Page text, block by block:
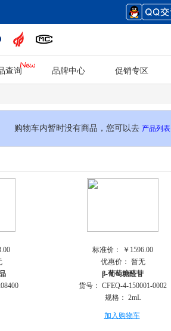
查询 品牌中心 促销专区
购物车内暂时没有商品，您可以去 产品列表
标准价：
￥1596.00
优惠价： 暂无
β-葡萄糖醛苷
货号： CFEQ-4-150001-0002
规格： 2mL
加入购物车